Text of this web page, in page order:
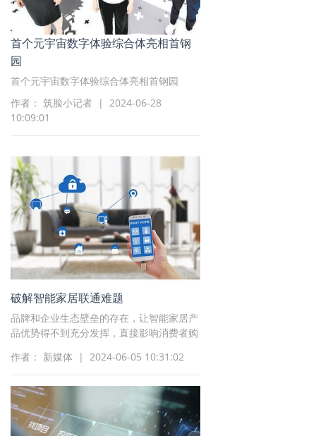
首个元宇宙数字体验综合体亮相首钢
园
首个元宇宙数字体验综合体亮相首钢园
作者： 筑脸小记者 | 2024-06-28
10:09:01
破解智能家居联通难题
品牌和企业生态壁垒的存在，让智能家居产
品优势得不到充分发挥，直接影响消费者购
家居产品互联互通至关重要。
作者： 新媒体 | 2024-06-05 10:31:02